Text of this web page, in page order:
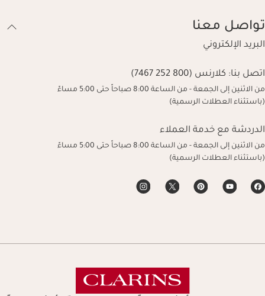
تواصل معنا
البريد الإلكتروني
اتصل بنا: كلارنس (800 252 7467)
من الاثنين إلى الجمعة - من الساعة 8:00 صباحاً حتى 5:00 مساءً
(باستثناء العطلات الرسمية)
الدردشة مع خدمة العملاء
من الاثنين إلى الجمعة - من الساعة 8:00 صباحاً حتى 5:00 مساءً
(باستثناء العطلات الرسمية)